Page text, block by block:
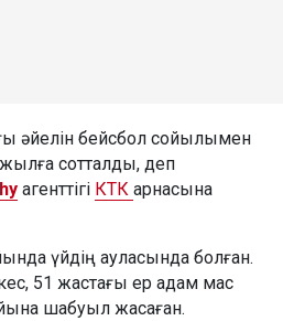
әйелін бейсбол сойылымен
жылға сотталды, деп
агенттігі КТК арнасына
үйдің ауласында болған.
51 жастағы ер адам мас
шабуыл жасаған.